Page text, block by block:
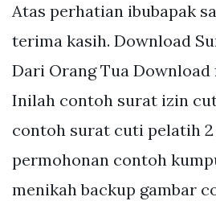
Atas perhatian ibubapak
terima kasih. Download
Dari Orang Tua
Inilah contoh surat izin
contoh surat cuti pelatih
permohonan contoh
menikah backup gambar